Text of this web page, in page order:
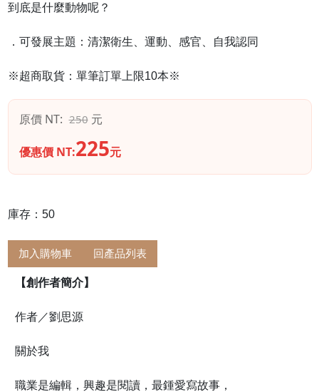
到底是什麼動物呢？
．可發展主題：清潔衛生、運動、感官、自我認同
※超商取貨：單筆訂單上限10本※
原價 NT: 250元
優惠價 NT:225元
庫存：50
加入購物車 回產品列表
【創作者簡介】
作者／劉思源
關於我
職業是編輯，興趣是閱讀，最鍾愛寫故事，